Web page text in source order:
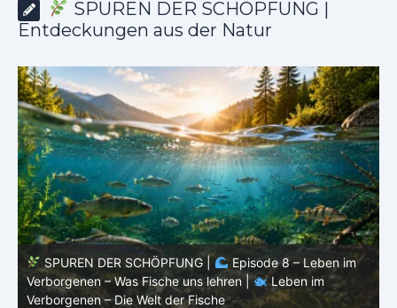
SPUREN DER SCHÖPFUNG |
Entdeckungen aus der Natur
SPUREN DER SCHÖPFUNG |
Episode 8 – Leben im
Verborgenen – Was Fische uns lehren |
Leben im
Verborgenen – Die Welt der Fische